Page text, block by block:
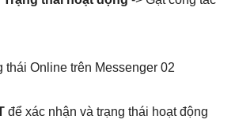
để xác nhận và trạng thái hoạt động